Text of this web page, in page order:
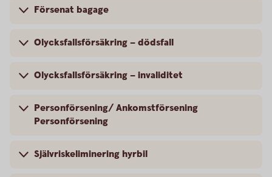
Försenat bagage
Olycksfallsförsäkring – dödsfall
Olycksfallsförsäkring – invaliditet
Personförsening/ Ankomstförsening
Personförsening
Självriskeliminering hyrbil